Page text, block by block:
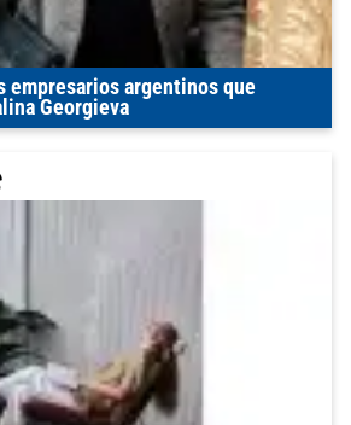
empresarios argentinos que
Georgieva